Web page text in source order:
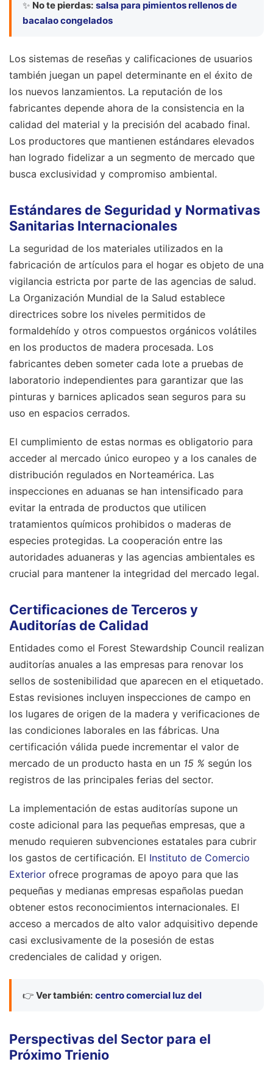
✨ No te pierdas: salsa para pimientos rellenos de
bacalao congelados
Los sistemas de reseñas y calificaciones de usuarios
también juegan un papel determinante en el éxito de
los nuevos lanzamientos. La reputación de los
fabricantes depende ahora de la consistencia en la
calidad del material y la precisión del acabado final.
Los productores que mantienen estándares elevados
han logrado fidelizar a un segmento de mercado que
busca exclusividad y compromiso ambiental.
Estándares de Seguridad y Normativas
Sanitarias Internacionales
La seguridad de los materiales utilizados en la
fabricación de artículos para el hogar es objeto de una
vigilancia estricta por parte de las agencias de salud.
La Organización Mundial de la Salud establece
directrices sobre los niveles permitidos de
formaldehído y otros compuestos orgánicos volátiles
en los productos de madera procesada. Los
fabricantes deben someter cada lote a pruebas de
laboratorio independientes para garantizar que las
pinturas y barnices aplicados sean seguros para su
uso en espacios cerrados.
El cumplimiento de estas normas es obligatorio para
acceder al mercado único europeo y a los canales de
distribución regulados en Norteamérica. Las
inspecciones en aduanas se han intensificado para
evitar la entrada de productos que utilicen
tratamientos químicos prohibidos o maderas de
especies protegidas. La cooperación entre las
autoridades aduaneras y las agencias ambientales es
crucial para mantener la integridad del mercado legal.
Certificaciones de Terceros y
Auditorías de Calidad
Entidades como el Forest Stewardship Council realizan
auditorías anuales a las empresas para renovar los
sellos de sostenibilidad que aparecen en el etiquetado.
Estas revisiones incluyen inspecciones de campo en
los lugares de origen de la madera y verificaciones de
las condiciones laborales en las fábricas. Una
certificación válida puede incrementar el valor de
mercado de un producto hasta en un 15 % según los
registros de las principales ferias del sector.
La implementación de estas auditorías supone un
coste adicional para las pequeñas empresas, que a
menudo requieren subvenciones estatales para cubrir
los gastos de certificación. El Instituto de Comercio
Exterior ofrece programas de apoyo para que las
pequeñas y medianas empresas españolas puedan
obtener estos reconocimientos internacionales. El
acceso a mercados de alto valor adquisitivo depende
casi exclusivamente de la posesión de estas
credenciales de calidad y origen.
👉 Ver también: centro comercial luz del
Perspectivas del Sector para el
Próximo Trienio